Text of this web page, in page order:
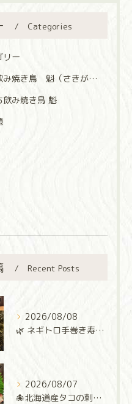
Categories
リー
焼き鳥 魁（さきがけ）
飲み焼き鳥 魁
Recent Posts
2026/08/08
🌿 ネギトロ手巻き寿司 🌿
2026/08/07
🐙北海道産タコの刺身🐙